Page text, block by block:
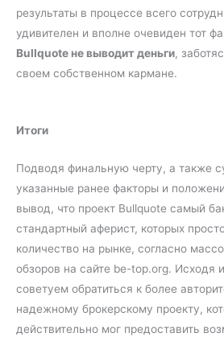
результаты в процессе всего
удивителен и вполне очевиден тот
Bullquote не выводит деньги,
своем собственном кармане.
Итоги
Подводя финальную черту, а также
указанные ранее факторы и
вывод, что проект Bullquote самый
стандартный аферист, которых
количество на рынке, согласно
обзоров на сайте be-top.org. Исходя
советуем обратиться к более
надежному брокерскому проекту,
действительно мог предоставить